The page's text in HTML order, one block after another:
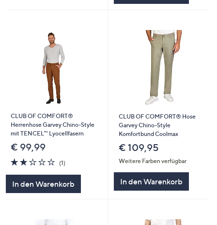
CLUB OF COMFORT®
Herrenhose Garvey Chino-Style
mit TENCEL™ Lyocellfasern
€ 99,99
2.0
von
(1)1
In den Warenkorb
CLUB OF COMFORT® Hose
Garvey Chino-Style
Komfortbund Coolmax
€ 109,95
Weitere Farben verfügbar
In den Warenkorb